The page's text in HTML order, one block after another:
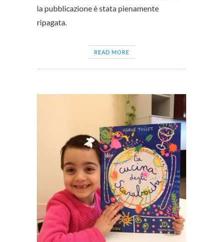
la pubblicazione è stata pienamente
ripagata.
READ MORE